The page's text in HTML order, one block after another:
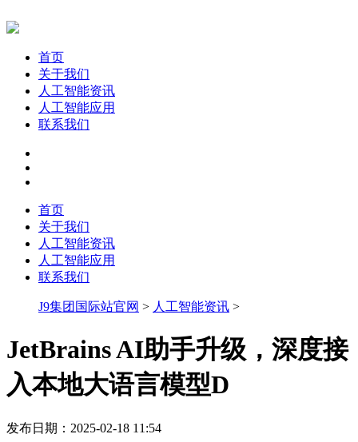
首页
关于我们
人工智能资讯
人工智能应用
联系我们
首页
关于我们
人工智能资讯
人工智能应用
联系我们
J9集团国际站官网 > 人工智能资讯 >
JetBrains AI助手升级，深度接
入本地大语言模型D
发布日期：2025-02-18 11:54